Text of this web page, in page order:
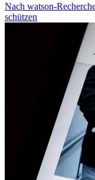
Nach watson-
schützen